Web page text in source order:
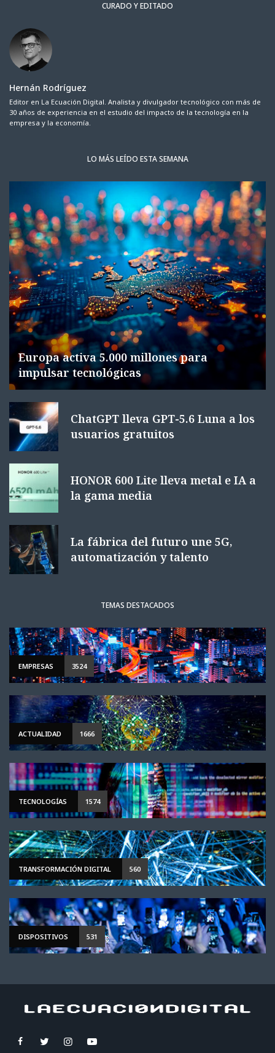
CURADO Y EDITADO
Hernán Rodríguez
Editor en La Ecuación Digital. Analista y divulgador tecnológico con más de
30 años de experiencia en el estudio del impacto de la tecnología en la
empresa y la economía.
LO MÁS LEÍDO ESTA SEMANA
Europa activa 5.000 millones para
impulsar tecnológicas
ChatGPT lleva GPT-5.6 Luna a los
usuarios gratuitos
HONOR 600 Lite lleva metal e IA a
la gama media
La fábrica del futuro une 5G,
automatización y talento
TEMAS DESTACADOS
EMPRESAS 3524
ACTUALIDAD 1666
TECNOLOGÍAS 1574
TRANSFORMACIÓN DIGITAL 560
DISPOSITIVOS 531